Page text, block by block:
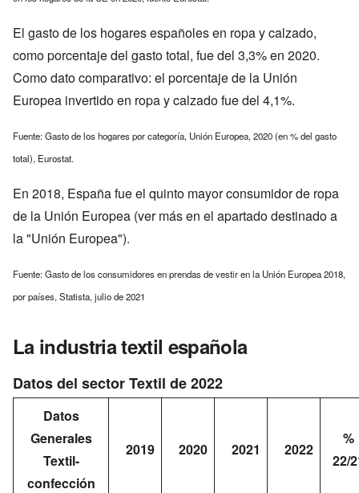
El gasto de los hogares españoles en ropa y calzado,
como porcentaje del gasto total, fue del 3,3% en 2020.
Como dato comparativo: el porcentaje de la Unión
Europea invertido en ropa y calzado fue del 4,1%.
Fuente: Gasto de los hogares por categoría, Unión Europea, 2020 (en % del gasto
total), Eurostat.
En 2018, España fue el quinto mayor consumidor de ropa
de la Unión Europea (ver más en el apartado destinado a
la "Unión Europea").
Fuente: Gasto de los consumidores en prendas de vestir en la Unión Europea 2018,
por países, Statista, julio de 2021
La industria textil española
Datos del sector Textil de 2022
Datos
Generales
Textil-
confección
2019 2020 2021 2022
%
22/